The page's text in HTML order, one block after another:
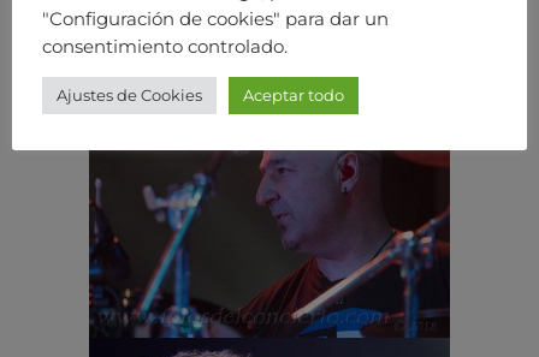
"Configuración de cookies" para dar un
consentimiento controlado.
Ajustes de Cookies Aceptar todo